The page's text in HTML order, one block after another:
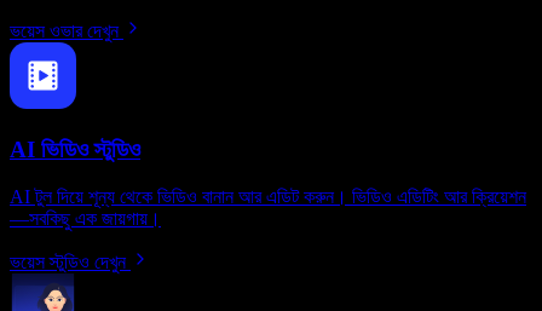
ভয়েস ওভার দেখুন
AI ভিডিও স্টুডিও
AI টুল দিয়ে শূন্য থেকে ভিডিও বানান আর এডিট করুন। ভিডিও এডিটিং আর ক্রিয়েশন
—সবকিছু এক জায়গায়।
ভয়েস স্টুডিও দেখুন